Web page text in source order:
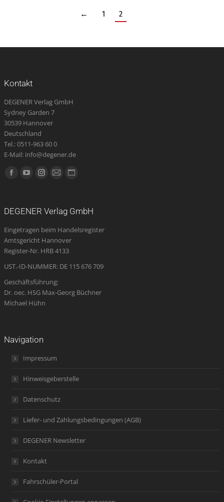
← 1 2
Kontakt
DEGENER Verlag GmbH
Sydney Garden 7
30539 Hannover
Deutschland
Tel.: 0511-963 60 0
E-Mail: info@degener.de
Finden Sie uns auf:
Facebook
new
window
YouTube
new
window
Instagram
new
window
E-
opens
in
new
Website
new
DEGENER Verlag GmbH
Eingetragen beim Handelsregister
Amtsgericht Hannover
Register-Nr. HRB 4133
UST.-ID-NUMMER: DE 115 676 709
Geschäftsführung:
Dr. oec. HSG Max-Georg Büchner
Michael Hühn
Navigation
Impressum
Hinweisgeberstelle
Datenschutz
Liefer- und Zahlungsbedingungen (AGB)
DEGENER Newsletter
Kontakt
Fahrschüler-Portal